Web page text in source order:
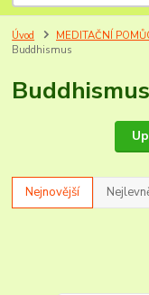
Úvod
MEDITAČNÍ
Buddhismus
Buddhismus
Nejnovější